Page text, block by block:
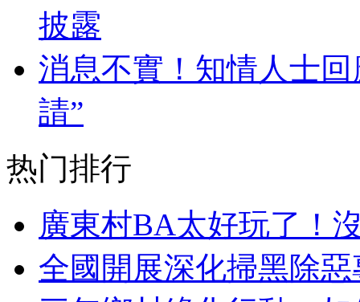
披露
消息不實！知情人士
請”
热门排行
廣東村BA太好玩了！
全國開展深化掃黑除